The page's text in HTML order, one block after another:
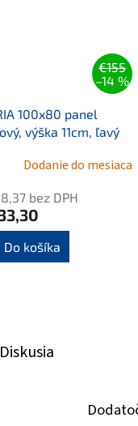
€155
–14 %
100x80 panel
výška 11cm, ľavý
Dodanie do mesiaca
bez DPH
Do košíka
Diskusia